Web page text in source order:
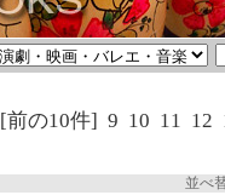
[前の10件] 9 10 11 12
並べ